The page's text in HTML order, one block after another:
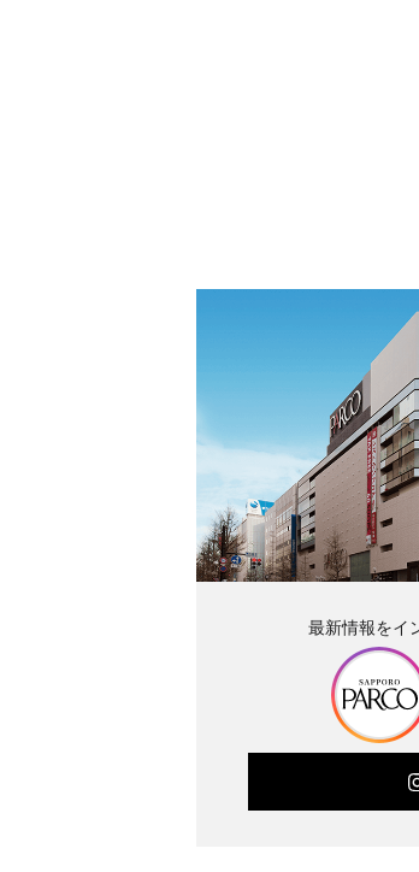
最新情報をイ